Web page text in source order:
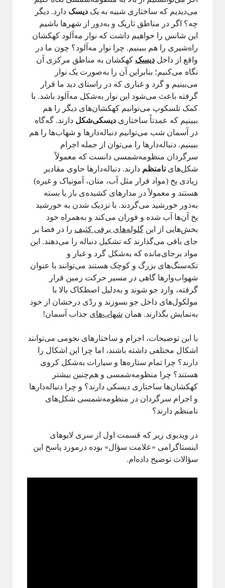
ریچارد فاینمن؛ چهره‌ترین چهره!
معرفی کتاب و دوره برای دانشجویان سال اول علوم‌پایه و مهندسی
فیزیک خوش‌مزه یا آشپزی ملوکولی
در رویارویی با علم و مسئله ترویج آن
آیا باید دکتری بخونم؟!
تجربه شخصی در کارهای مربوط به تحلیل داده در بازار و نه دانشگاه!
کنکوری‌ها حواستان باشد جوگیر نشوید؛ در علم جایی برای جوگیرها نیست!
روایتگری در علم
ریچارد فاینمن، فیزیک‌دان تاثیرگذار قرن گذشته
پروژه پیچیدگی برای همه
پشت‌پرده نجوم
#شرح_پیچیدگی
دوره «مقدمه‌ای بر بازبهنجارش»
آیا فیزیک می‌تواند شبکه‌های اجتماعی را مدل‌سازی کند؟
می‌دیدیم که ساختاری شبیه به یکدیسک دارد. دیگر
چه؟ اگر در مناطق تاریک و به‌دور از شهرها باشیم
این شانس را خواهیم داشت که نوار مه‌آلود کهکشان
راه‌شیری را هم ببینیم. چرا نوار مه‌آلود؟ چون ما در
واقع از داخلدیسک کهکشان به مناطق مرکزی آن
نگاه می‌کنیم؛ بنابراین آن را به‌صورت یک نوار
می‌بینیم و گرد‌ و غباری که در راستای دید ما قرار
گرفته باعث می‌شود این نوار به‌شکل مه‌آلود باشد. با
کمک تلسکوپ می‌توانیم کهکشان‌های دیگر را هم
ببینیم که عمدتاً ساختاریدیسکی‌شکل دارند. گه‌گاه
در آسمان شب می‌توانیم دنباله‌دارها و شهاب‌ها را هم
ببینیم. دنباله‌دارها را می‌توان از جمله اجرام
سرگردان منظومه‌شمسی دانست که معمولاً
شکل‌هاینامنظم دارند. دنباله‌دارها حاوی مقادیر
زیادی یخ (مواد فرار مثل آب، متان، آمونیاک و غیره)
هستند و معمولاً در مدارهای کشیده‌ی باز یا بسته
به‌دور خورشید می‌گردند. با نزدیک شدن به خورشید
یخ‌ آن‌‌ها آب شده و فوران می‌کند و به‌همراه خود
بخش‌هایی از اینگلوله‌های برفی کثیف را در فضا بر
جای باقی می‌گذارند که تشکیل دنباله را می‌دهند. این
مواد بر‌جای‌مانده که به‌شکل گرد و غبار و
تکه‌سنگ‌های بزرگ و کوچک هستند می‌توانند با عنوان
شهواب‌وارها گاهی در مسیر حرکت زمین قرار
گرفته، وارد جو شوند و به‌دلیل اصطکاک بالا با
مولکول‌های داخل جو بسوزند و ردّی درخشان از خود
به‌نمایش بگذارند. همان شهاب‌های جذاب آسمان!
با این توضیحات، اجرام و ساختارهای نجومی می‌توانند
اشکال مختلفی داشته باشند، اما چرا این اشکال را
دارند؟ چرا تمام ستاره‌ها و سیارات به‌شکل کروی
هستند؟ چرا منظومه‌شمسی و هم‌چنین بیشتر
کهکشان‌ها ساختاری دیسکی دارند؟ و چرا دنباله‌دارها
و اجرام سرگردان در منظومه‌شمسی شکل‌های
نامنظم دارند؟
در ویدیوی زیر که قسمت اول از سری لایوهای
اینستاگرامی «علامت‌ سؤال» بوده درمورد پاسخ این
سؤالات توضیح داده‌ام.